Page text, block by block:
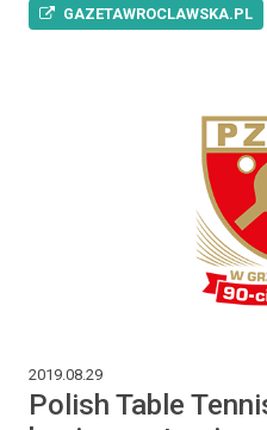
GAZETAWROCLAWSKA.PL
2019.08.29
Polish Table